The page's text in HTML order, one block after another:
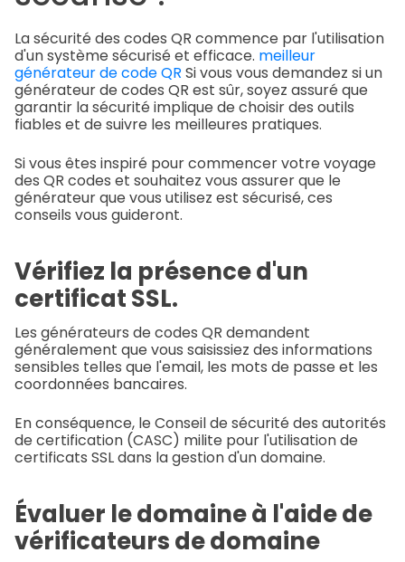
La sécurité des codes QR commence par l'utilisation
d'un système sécurisé et efficace. meilleur
générateur de code QR Si vous vous demandez si un
générateur de codes QR est sûr, soyez assuré que
garantir la sécurité implique de choisir des outils
fiables et de suivre les meilleures pratiques.
Si vous êtes inspiré pour commencer votre voyage
des QR codes et souhaitez vous assurer que le
générateur que vous utilisez est sécurisé, ces
conseils vous guideront.
Vérifiez la présence d'un
certificat SSL.
Les générateurs de codes QR demandent
généralement que vous saisissiez des informations
sensibles telles que l'email, les mots de passe et les
coordonnées bancaires.
En conséquence, le Conseil de sécurité des autorités
de certification (CASC) milite pour l'utilisation de
certificats SSL dans la gestion d'un domaine.
Évaluer le domaine à l'aide de
vérificateurs de domaine